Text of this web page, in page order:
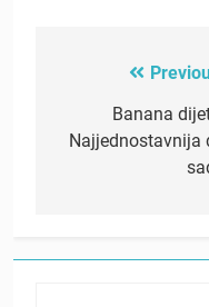
navigation
Banana
Najjednostavnija